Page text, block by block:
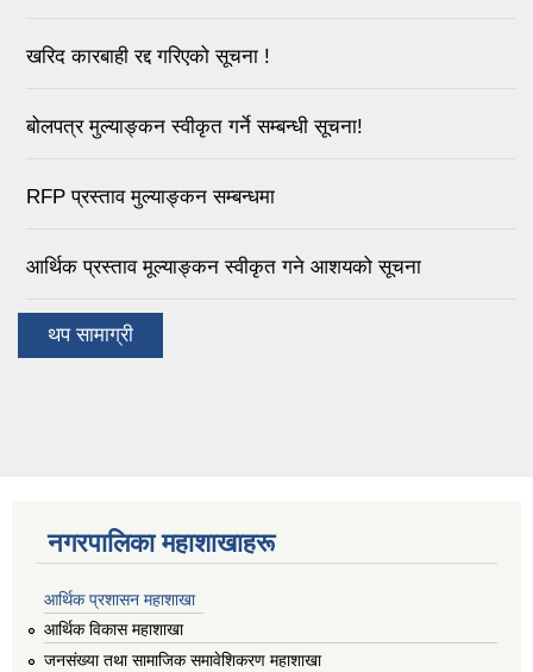
खरिद कारबाही रद्द गरिएको सूचना !
बोलपत्र मुल्याङ्कन स्वीकृत गर्ने सम्बन्धी सूचना!
RFP प्रस्ताव मुल्याङ्कन सम्बन्धमा
आर्थिक प्रस्ताव मूल्याङ्कन स्वीकृत गने आशयको सूचना
थप सामाग्री
नगरपालिका महाशाखाहरू
आर्थिक प्रशासन महाशाखा
आर्थिक विकास महाशाखा
जनसंख्या तथा सामाजिक समावेशिकरण महाशाखा